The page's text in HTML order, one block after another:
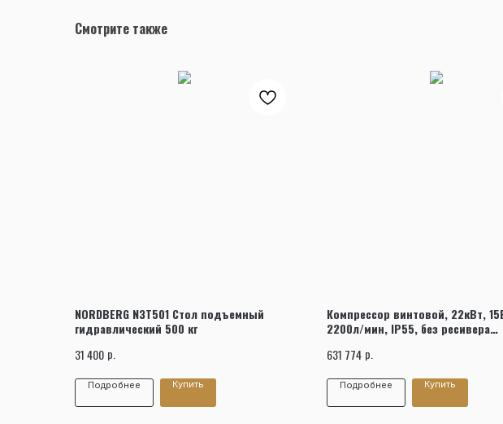
Смотрите также
NORDBERG N3T501 Стол подъемный
гидравлический 500 кг
31 400 р.
Подробнее Купить
Компрессор винтовой, 22кВт,
2200л/мин, IP55, без ресивера
631 774 р.
Подробнее Купить